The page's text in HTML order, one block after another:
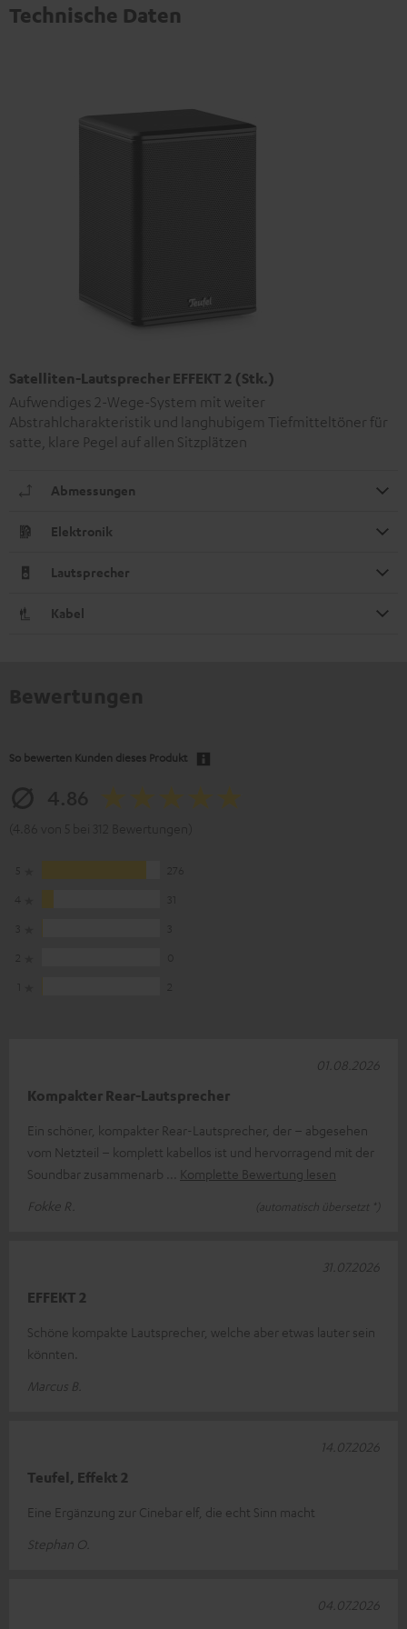
Technische Daten
Satelliten-Lautsprecher EFFEKT 2 (Stk.)
Aufwendiges 2-Wege-System mit weiter
Abstrahlcharakteristik und langhubigem Tiefmitteltöner für
satte, klare Pegel auf allen Sitzplätzen
Abmessungen
Elektronik
Lautsprecher
Kabel
So bewerten Kunden dieses Produkt
Kompakter Rear-Lautsprecher
Ein schöner, kompakter Rear-Lautsprecher, der – abgesehen
vom Netzteil – komplett kabellos ist und hervorragend mit der
Soundbar zusammenarb
Komplette Bewertung lesen
Fokke R.
(automatisch übersetzt *)
01.08.2026
EFFEKT 2
Schöne kompakte Lautsprecher, welche aber etwas lauter sein
könnten.
Marcus B.
31.07.2026
Teufel, Effekt 2
Eine Ergänzung zur Cinebar elf, die echt Sinn macht
Stephan O.
14.07.2026
04.07.2026